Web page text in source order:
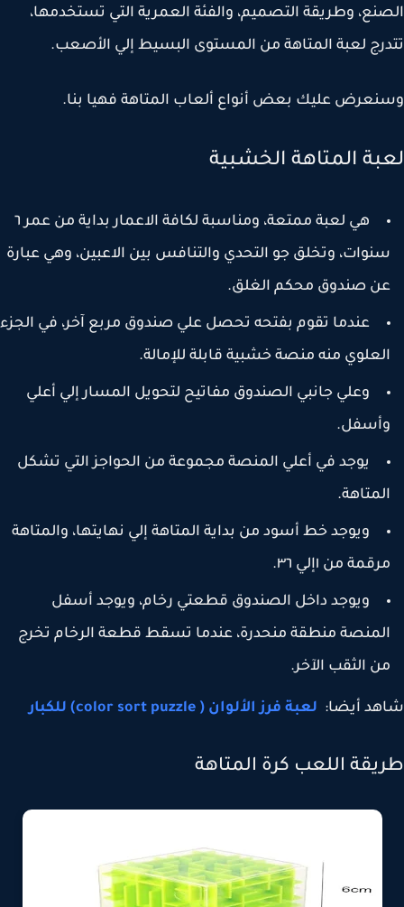
وطريقة التصميم، والفئة العمرية التي تستخدمها،
لعبة المتاهة من المستوى البسيط إلي الأصعب.
عليك بعض أنواع ألعاب المتاهة فهيا بنا.
المتاهة الخشبية
هي لعبة ممتعة، ومناسبة لكافة الاعمار بداية من عمر ٦
وتخلق جو التحدي والتنافس بين الاعبين، وهي عبارة
صندوق محكم الغلق.
عندما تقوم بفتحه تحصل علي صندوق مربع آخر، في الجزء
منه منصة خشبية قابلة للإمالة.
وعلي جانبي الصندوق مفاتيح لتحويل المسار إلي أعلي
يوجد في أعلي المنصة مجموعة من الحواجز التي تشكل
ويوجد خط أسود من بداية المتاهة إلي نهايتها، والمتاهة
من ١إلي ٣٦.
ويوجد داخل الصندوق قطعتي رخام، ويوجد أسفل
منطقة منحدرة، عندما تسقط قطعة الرخام تخرج
الثقب الآخر.
أيضا:لعبة فرز الألوان ( color sort puzzle) للكبار
اللعب كرة المتاهة